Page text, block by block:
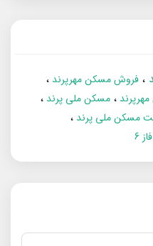
فروش مسکن مهرپرند
مسکن ملی پرند
مسکن ملی پرند
6